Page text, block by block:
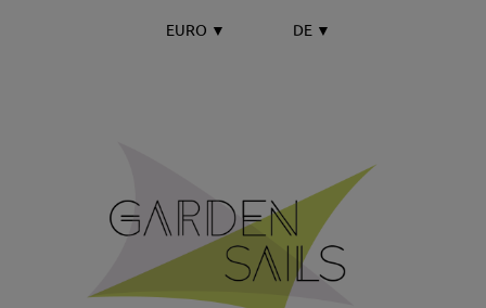
EURO ▼ DE ▼